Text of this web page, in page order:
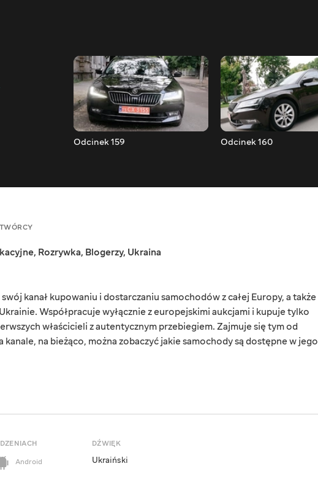
Odcinek 159 Odcinek 160
, Rozrywka, Blogerzy, Ukraina
kanał kupowaniu i dostarczaniu samochodów z całej Europy, a także
Współpracuje wyłącznie z europejskimi aukcjami i kupuje tylko
właścicieli z autentycznym przebiegiem. Zajmuje się tym od
kanale, na bieżąco, można zobaczyć jakie samochody są dostępne w jego
Android
DŹWIĘK
Ukraiński